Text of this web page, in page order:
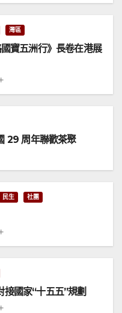
灣區
寶五洲行》長卷在港展
29 周年聯歡茶聚
民生 社團
國家“十五五”規劃